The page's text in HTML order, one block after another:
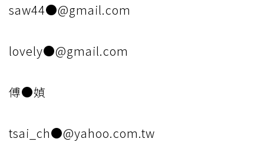
saw44●@gmail.com
lovely●@gmail.com
傅●媜
tsai_ch●@yahoo.com.tw